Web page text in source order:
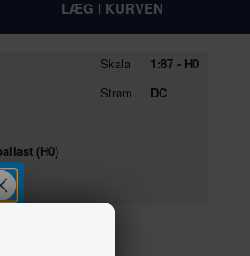
(H0)
Skala
1:87 - H0
Strøm
DC